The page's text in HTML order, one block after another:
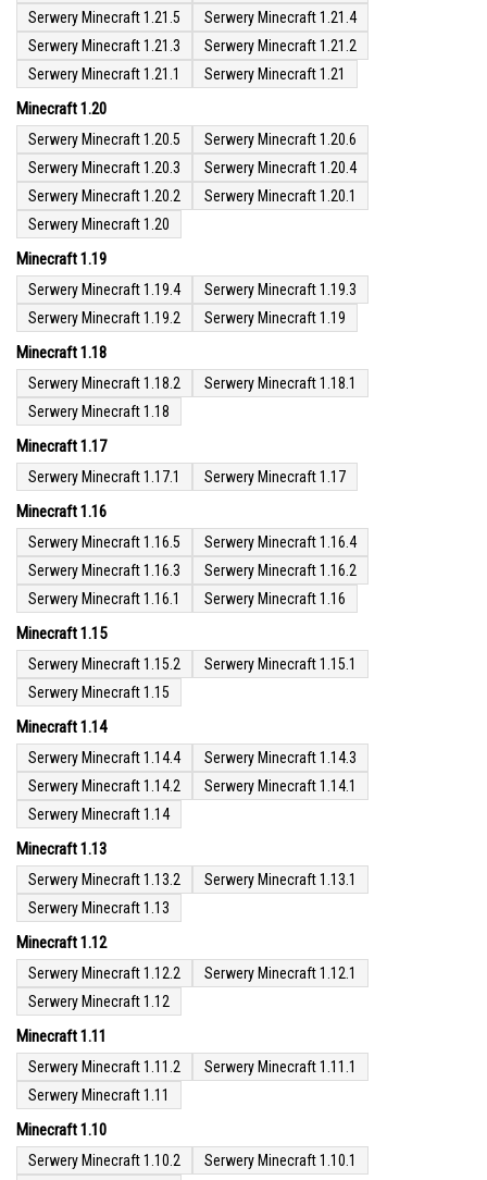
Serwery Minecraft 1.21.5
Serwery Minecraft 1.21.4
Serwery Minecraft 1.21.3
Serwery Minecraft 1.21.2
Serwery Minecraft 1.21.1
Serwery Minecraft 1.21
Minecraft 1.20
Serwery Minecraft 1.20.5
Serwery Minecraft 1.20.6
Serwery Minecraft 1.20.3
Serwery Minecraft 1.20.4
Serwery Minecraft 1.20.2
Serwery Minecraft 1.20.1
Serwery Minecraft 1.20
Minecraft 1.19
Serwery Minecraft 1.19.4
Serwery Minecraft 1.19.3
Serwery Minecraft 1.19.2
Serwery Minecraft 1.19
Minecraft 1.18
Serwery Minecraft 1.18.2
Serwery Minecraft 1.18.1
Serwery Minecraft 1.18
Minecraft 1.17
Serwery Minecraft 1.17.1 Serwery Minecraft 1.17
Minecraft 1.16
Serwery Minecraft 1.16.5
Serwery Minecraft 1.16.4
Serwery Minecraft 1.16.3
Serwery Minecraft 1.16.2
Serwery Minecraft 1.16.1
Serwery Minecraft 1.16
Minecraft 1.15
Serwery Minecraft 1.15.2
Serwery Minecraft 1.15.1
Serwery Minecraft 1.15
Minecraft 1.14
Serwery Minecraft 1.14.4
Serwery Minecraft 1.14.3
Serwery Minecraft 1.14.2
Serwery Minecraft 1.14.1
Serwery Minecraft 1.14
Minecraft 1.13
Serwery Minecraft 1.13.2
Serwery Minecraft 1.13.1
Serwery Minecraft 1.13
Minecraft 1.12
Serwery Minecraft 1.12.2
Serwery Minecraft 1.12.1
Serwery Minecraft 1.12
Minecraft 1.11
Serwery Minecraft 1.11.2
Serwery Minecraft 1.11.1
Serwery Minecraft 1.11
Minecraft 1.10
Serwery Minecraft 1.10.2 Serwery Minecraft 1.10.1